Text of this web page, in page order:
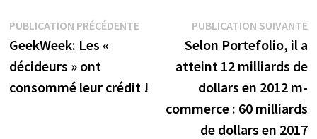
Navigation
de
l’article
PUBLICATION PRÉCÉDENTEPublication
précédente :
GeekWeek: Les «
décideurs » ont
consommé leur crédit !
PUBLICATION SUIVANTE
Selon Portefolio, il a
atteint 12 milliards de
dollars en 2012 m-
commerce : 60 milliards
de dollars en 2017